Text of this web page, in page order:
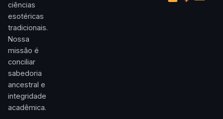
ciências
esotéricas
tradicionais.
Nossa
missão é
conciliar
sabedoria
ancestral e
integridade
acadêmica.